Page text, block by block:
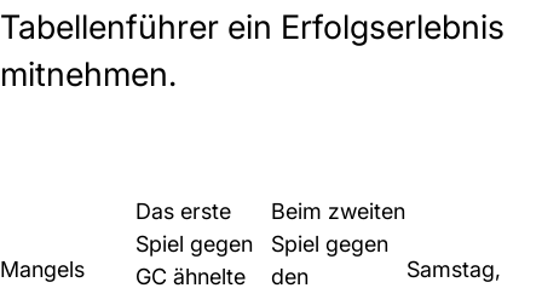
Tabellenführer ein Erfolgserlebnis
mitnehmen.
Mangels
Das erste
Spiel gegen
GC ähnelte
Beim zweiten
Spiel gegen
den
Samstag,